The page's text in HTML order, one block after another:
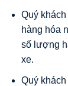
Quý
hàng hóa
số lượng
xe.
Quý